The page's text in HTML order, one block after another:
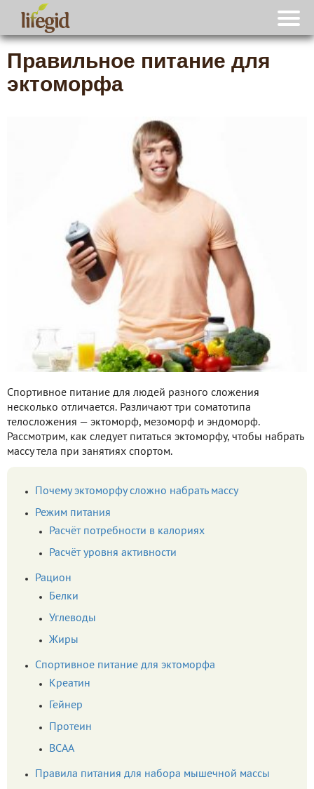
Правильное питание для
эктоморфа
Спортивное питание для людей разного сложения
несколько отличается. Различают три соматотипа
телосложения — эктоморф, мезоморф и эндоморф.
Рассмотрим, как следует питаться эктоморфу, чтобы набрать
массу тела при занятиях спортом.
Почему эктоморфу сложно набрать массу
Режим питания
Расчёт потребности в калориях
Расчёт уровня активности
Рацион
Белки
Углеводы
Жиры
Спортивное питание для эктоморфа
Креатин
Гейнер
Протеин
BCAA
Правила питания для набора мышечной массы